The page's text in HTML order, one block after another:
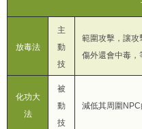
放毒法
主
動
技
範圍攻擊，讓攻
傷外還會中毒，
化功大
法
被
動
技
減低其周圍NPC